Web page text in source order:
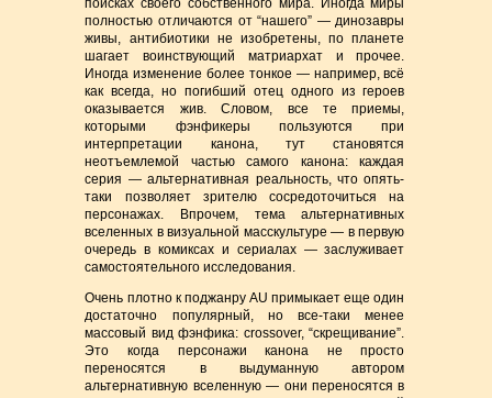
поисках своего собственного мира. Иногда миры
полностью отличаются от “нашего” — динозавры
живы, антибиотики не изобретены, по планете
шагает воинствующий матриархат и прочее.
Иногда изменение более тонкое — например, всё
как всегда, но погибший отец одного из героев
оказывается жив. Словом, все те приемы,
которыми фэнфикеры пользуются при
интерпретации канона, тут становятся
неотъемлемой частью самого канона: каждая
серия — альтернативная реальность, что опять-
таки позволяет зрителю сосредоточиться на
персонажах. Впрочем, тема альтернативных
вселенных в визуальной масскультуре — в первую
очередь в комиксах и сериалах — заслуживает
самостоятельного исследования.
Очень плотно к поджанру AU примыкает еще один
достаточно популярный, но все-таки менее
массовый вид фэнфика: crossover, “скрещивание”.
Это когда персонажи канона не просто
переносятся в выдуманную автором
альтернативную вселенную — они переносятся в